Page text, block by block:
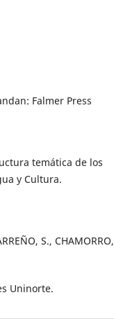
Falmer Press
temática de los
y Cultura.
S., CHAMORRO,
Uninorte.